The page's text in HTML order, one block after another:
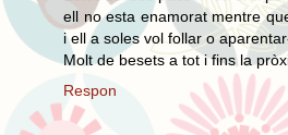
ell no esta enamorat mentre
i ell a soles vol follar o
Molt de besets a tot i fins la
Respon